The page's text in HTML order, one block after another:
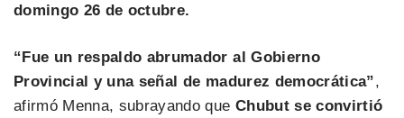
domingo 26 de octubre.
“Fue un respaldo abrumador al Gobierno
Provincial y una señal de madurez democrática”,
afirmó Menna, subrayando que Chubut se convirtió